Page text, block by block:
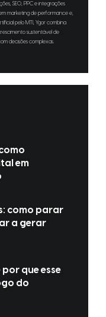
SEO, PPC e integrações
marketing de performance e,
pelo MTI, Ygor combina
sustentável de
decisões complexas.
em
como parar
a gerar
por que esse
do